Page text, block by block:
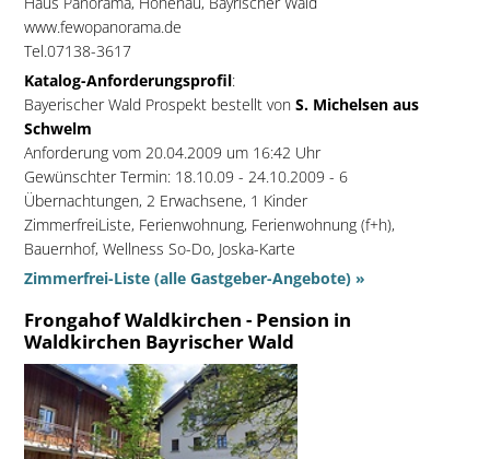
www.fewopanorama.de
Tel.07138-3617
Katalog-Anforderungsprofil:
Bayerischer Wald Prospekt bestellt von S. Michelsen aus
Schwelm
Anforderung vom 20.04.2009 um 16:42 Uhr
Gewünschter Termin: 18.10.09 - 24.10.2009 - 6
Übernachtungen, 2 Erwachsene, 1 Kinder
ZimmerfreiListe, Ferienwohnung, Ferienwohnung (f+h),
Bauernhof, Wellness So-Do, Joska-Karte
Zimmerfrei-Liste (alle Gastgeber-Angebote) »
Frongahof Waldkirchen - Pension in
Waldkirchen Bayrischer Wald